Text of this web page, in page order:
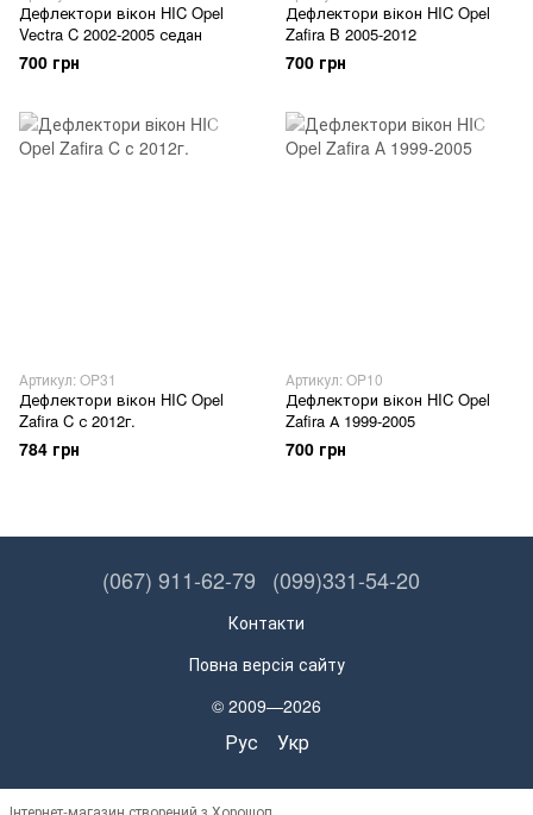
Дефлектори вікон HIC Opel
Vectra C 2002-2005 седан
700 грн
Дефлектори вікон HIC Opel
Zafira B 2005-2012
700 грн
Артикул: OP31
Дефлектори вікон HIC Opel
Zafira C с 2012г.
784 грн
Артикул: OP10
Дефлектори вікон HIC Opel
Zafira А 1999-2005
700 грн
(067) 911-62-79 (099)331-54-20
Контакти
Повна версія сайту
© 2009—2026
Рус Укр